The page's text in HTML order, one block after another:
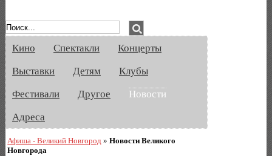
Кино Спектакли
Концерты
Выставки
Детям
Клубы
Фестивали
Другое
Новости
Адреса
Афиша - Великий Новгород »Новости Великого
Новгорода